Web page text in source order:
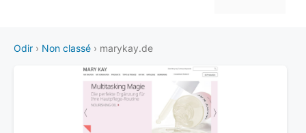
Odir › Non classé › marykay.de